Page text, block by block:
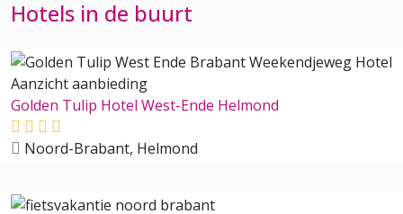
Hotels in de buurt
Golden Tulip Hotel West-Ende Helmond
Noord-Brabant, Helmond